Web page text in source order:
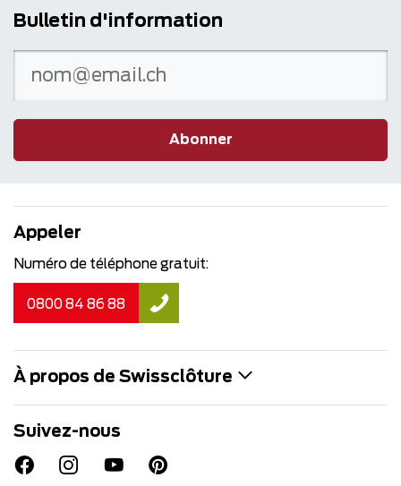
Bulletin d'information
Abonner
Appeler
Numéro de téléphone gratuit:
0800 84 86 88
À propos de Swissclôture
Suivez-nous